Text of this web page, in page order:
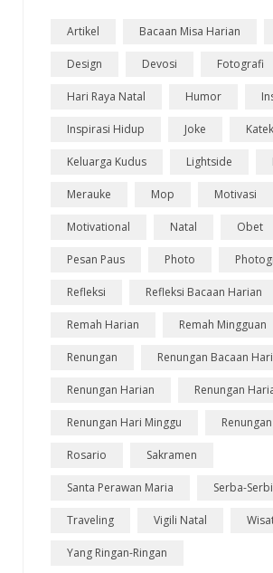
Artikel Bacaan Misa Harian
Design Devosi Fotografi
Hari Raya Natal Humor
Inspirasi Hidup Joke
Keluarga Kudus Lightside
Merauke Mop Motivasi
Motivational Natal Obet
Pesan Paus Photo
Refleksi Refleksi Bacaan Harian
Remah Harian Remah Mingguan
Renungan Renungan Bacaan
Renungan Harian Renungan
Renungan Hari Minggu
Rosario Sakramen
Santa Perawan Maria Serba-Serbi
Traveling Vigili Natal
Yang Ringan-Ringan